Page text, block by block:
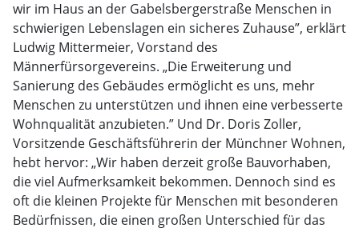
wir im Haus an der Gabelsbergerstraße Menschen in
schwierigen Lebenslagen ein sicheres Zuhause”, erklärt
Ludwig Mittermeier, Vorstand des
Männerfürsorgevereins. „Die Erweiterung und
Sanierung des Gebäudes ermöglicht es uns, mehr
Menschen zu unterstützen und ihnen eine verbesserte
Wohnqualität anzubie­ten.” Und Dr. Doris Zoller,
Vorsitzende Geschäftsführerin der Münchner Wohnen,
hebt hervor: „Wir haben derzeit große Bauvorhaben,
die viel Aufmerksamkeit bekommen. Dennoch sind es
oft die kleinen Projekte für Menschen mit besonderen
Bedürfnis­sen, die einen großen Unterschied für das